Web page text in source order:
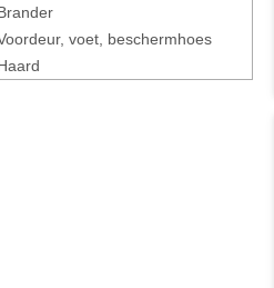
voet, beschermhoes